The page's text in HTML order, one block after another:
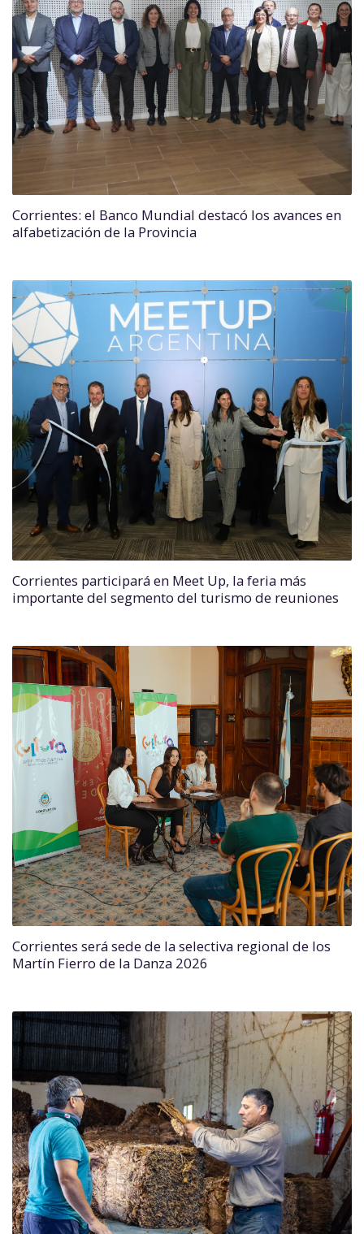
Corrientes: el Banco Mundial destacó los avances en
alfabetización de la Provincia
Corrientes participará en Meet Up, la feria más
importante del segmento del turismo de reuniones
Corrientes será sede de la selectiva regional de los
Martín Fierro de la Danza 2026